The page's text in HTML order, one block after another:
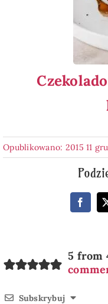
Opublikowano: 2015 11
5 from
Subskrybuj